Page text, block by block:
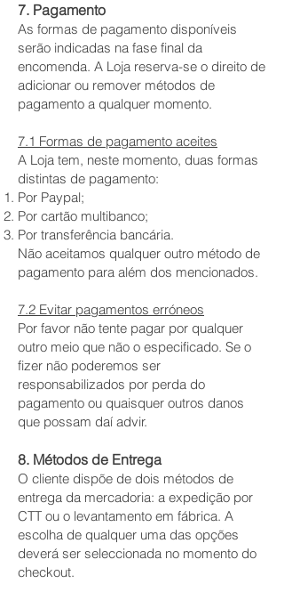
7. Pagamento
As formas de pagamento disponíveis
serão indicadas na fase final da
encomenda. A Loja reserva-se o direito de
adicionar ou remover métodos de
pagamento a qualquer momento.
7.1 Formas de pagamento aceites
A Loja tem, neste momento, duas formas
distintas de pagamento:
Por Paypal;
Por cartão multibanco;
Por transferência bancária.
Não aceitamos qualquer outro método de
pagamento para além dos mencionados.
7.2 Evitar pagamentos erróneos
Por favor não tente pagar por qualquer
outro meio que não o especificado. Se o
fizer não poderemos ser
responsabilizados por perda do
pagamento ou quaisquer outros danos
que possam daí advir.
8. Métodos de Entrega
O cliente dispõe de dois métodos de
entrega da mercadoria: a expedição por
CTT ou o levantamento em fábrica. A
escolha de qualquer uma das opções
deverá ser seleccionada no momento do
checkout.